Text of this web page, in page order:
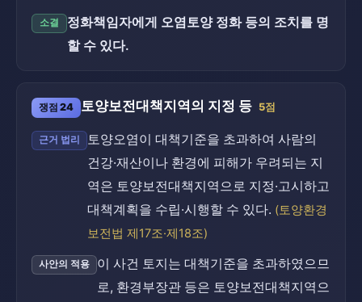
소결
정화책임자에게 오염토양 정화 등의 조치를 명
할 수 있다.
쟁점 24 토양보전대책지역의 지정 등 5점
근거 법리
토양오염이 대책기준을 초과하여 사람의
건강·재산이나 환경에 피해가 우려되는 지
역은 토양보전대책지역으로 지정·고시하고
대책계획을 수립·시행할 수 있다. (토양환경
보전법 제17조·제18조)
사안의 적용
이 사건 토지는 대책기준을 초과하였으므
로, 환경부장관 등은 토양보전대책지역으